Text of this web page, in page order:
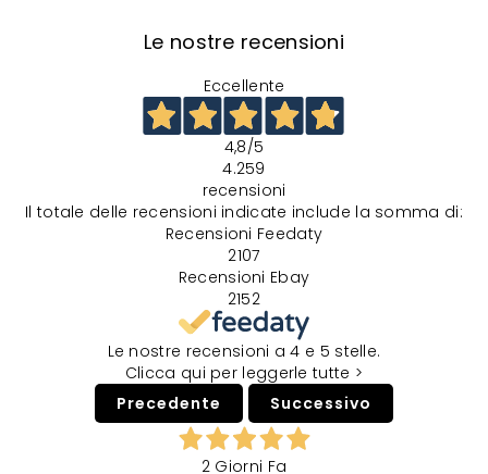
Le nostre recensioni
Eccellente
4,8/5
4.259
recensioni
Il totale delle recensioni indicate include la somma di:
Recensioni Feedaty
2107
Recensioni Ebay
2152
Le nostre recensioni a 4 e 5 stelle.
Clicca qui per leggerle tutte >
Precedente
Successivo
2 Giorni Fa